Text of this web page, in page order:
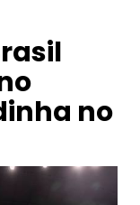
no